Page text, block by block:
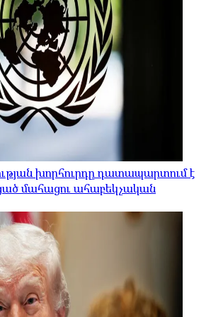
խորհուրդը դատապարտում է
մահացու ահաբեկչական